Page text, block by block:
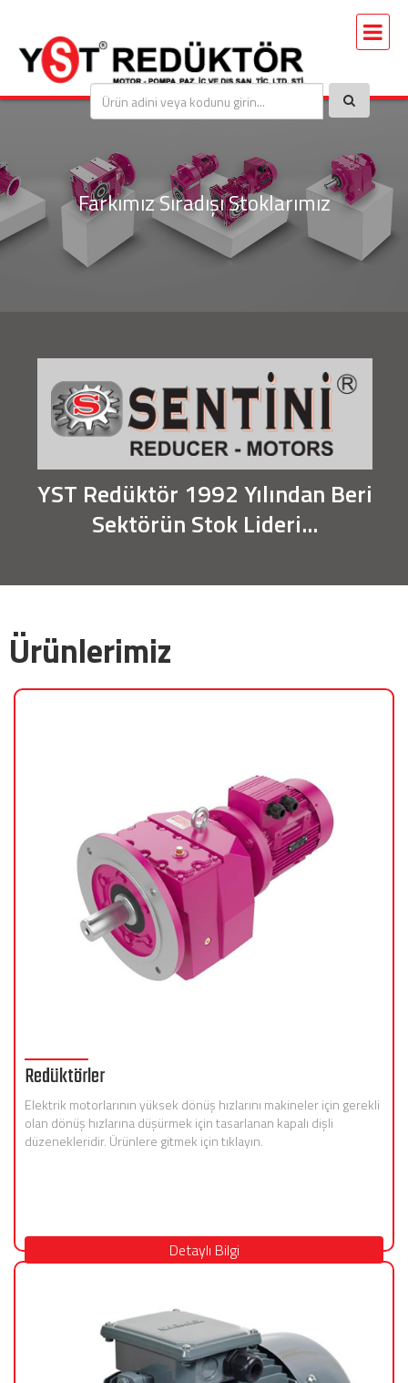
Farkımız Sıradışı Stoklarımız
YST Redüktör 1992 Yılından Beri
Sektörün Stok Lideri...
Ürünlerimiz
Redüktörler
Elektrik motorlarının yüksek dönüş hızlarını makineler için gerekli
olan dönüş hızlarına düşürmek için tasarlanan kapalı dişli
düzenekleridir. Ürünlere gitmek için tıklayın.
Detaylı Bilgi